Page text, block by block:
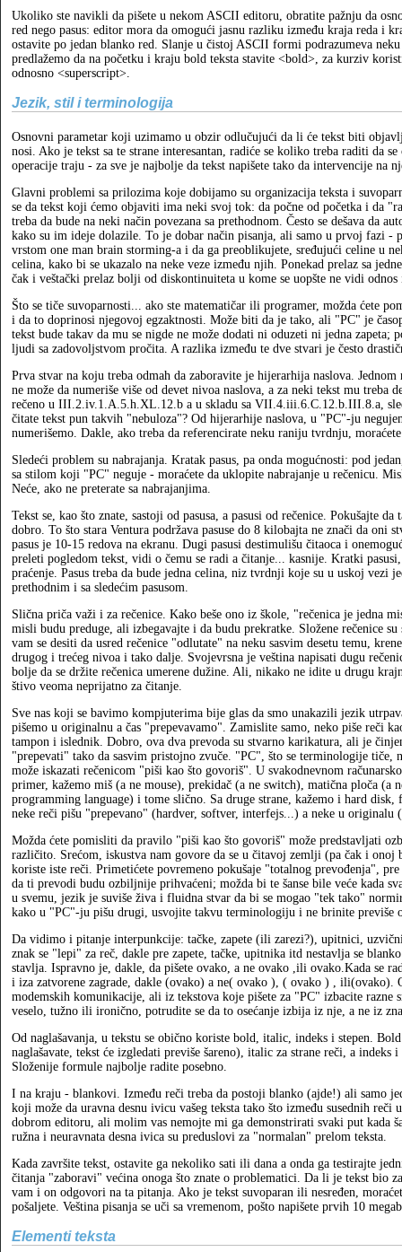
Ukoliko ste navikli da pišete u nekom ASCII editoru, obratite pažnju da
red nego pasus: editor mora da omogući jasnu razliku između kraja reda i
ostavite po jedan blanko red. Slanje u čistoj ASCII formi podrazumeva
predlažemo da na početku i kraju bold teksta stavite <bold>, za kurziv
odnosno <superscript>.
Jezik, stil i terminologija
Osnovni parametar koji uzimamo u obzir odlučujući da li će tekst biti
nosi. Ako je tekst sa te strane interesantan, radiće se koliko treba raditi da
operacije traju - za sve je najbolje da tekst napišete tako da intervencije na
Glavni problemi sa prilozima koje dobijamo su organizacija teksta i
se da tekst koji ćemo objaviti ima neki svoj tok: da počne od početka i da
treba da bude na neki način povezana sa prethodnom. Često se dešava da
kako su im ideje dolazile. To je dobar način pisanja, ali samo u prvoj fazi -
vrstom one man brain storming-a i da ga preoblikujete, sređujući celine u
celina, kako bi se ukazalo na neke veze između njih. Ponekad prelaz sa
čak i veštački prelaz bolji od diskontinuiteta u kome se uopšte ne vidi odnos
Što se tiče suvoparnosti... ako ste matematičar ili programer, možda ćete
i da to doprinosi njegovoj egzaktnosti. Može biti da je tako, ali "PC" je
tekst bude takav da mu se nigde ne može dodati ni oduzeti ni jedna zapeta;
ljudi sa zadovoljstvom pročita. A razlika između te dve stvari je često
Prva stvar na koju treba odmah da zaboravite je hijerarhija naslova.
ne može da numeriše više od devet nivoa naslova, a za neki tekst mu treba
rečeno u III.2.iv.1.A.5.h.XL.12.b a u skladu sa VII.4.iii.6.C.12.b.III.8.a,
čitate tekst pun takvih "nebuloza"? Od hijerarhije naslova, u "PC"-ju
numerišemo. Dakle, ako treba da referencirate neku raniju tvrdnju,
Sledeći problem su nabrajanja. Kratak pasus, pa onda mogućnosti: pod
sa stilom koji "PC" neguje - moraćete da uklopite nabrajanje u rečenicu.
Neće, ako ne preterate sa nabrajanjima.
Tekst se, kao što znate, sastoji od pasusa, a pasusi od rečenice. Pokušajte
dobro. To što stara Ventura podržava pasuse do 8 kilobajta ne znači da oni
pasus je 10-15 redova na ekranu. Dugi pasusi destimulišu čitaoca i
preleti pogledom tekst, vidi o čemu se radi a čitanje... kasnije. Kratki pasusi,
praćenje. Pasus treba da bude jedna celina, niz tvrdnji koje su u uskoj vezi
prethodnim i sa sledećim pasusom.
Slična priča važi i za rečenice. Kako beše ono iz škole, "rečenica je jedna
misli budu preduge, ali izbegavajte i da budu prekratke. Složene rečenice
vam se desiti da usred rečenice "odlutate" na neku sasvim desetu temu,
drugog i trećeg nivoa i tako dalje. Svojevrsna je veština napisati dugu
bolje da se držite rečenica umerene dužine. Ali, nikako ne idite u drugu
štivo veoma neprijatno za čitanje.
Sve nas koji se bavimo kompjuterima bije glas da smo unakazili jezik
pišemo u originalnu a čas "prepevavamo". Zamislite samo, neko piše reči
tampon i islednik. Dobro, ova dva prevoda su stvarno karikatura, ali je
"prepevati" tako da sasvim pristojno zvuče. "PC", što se terminologije tiče,
može iskazati rečenicom "piši kao što govoriš". U svakodnevnom
primer, kažemo miš (a ne mouse), prekidač (a ne switch), matična ploča (a
programming language) i tome slično. Sa druge strane, kažemo i hard
neke reči pišu "prepevano" (hardver, softver, interfejs...) a neke u originalu
Možda ćete pomisliti da pravilo "piši kao što govoriš" može predstavljati
različito. Srećom, iskustva nam govore da se u čitavoj zemlji (pa čak i
koriste iste reči. Primetićete povremeno pokušaje "totalnog prevođenja",
da ti prevodi budu ozbiljnije prihvaćeni; možda bi te šanse bile veće kada
u svemu, jezik je suviše živa i fluidna stvar da bi se mogao "tek tako"
kako u "PC"-ju pišu drugi, usvojite takvu terminologiju i ne brinite previše
Da vidimo i pitanje interpunkcije: tačke, zapete (ili zarezi?), upitnici,
znak se "lepi" za reč, dakle pre zapete, tačke, upitnika itd nestavlja se
stavlja. Ispravno je, dakle, da pišete ovako, a ne ovako ,ili ovako.Kada se
i iza zatvorene zagrade, dakle (ovako) a ne( ovako ), ( ovako ) , ili(ovako).
modemskih komunikacije, ali iz tekstova koje pišete za "PC" izbacite razne
veselo, tužno ili ironično, potrudite se da to osećanje izbija iz nje, a ne iz
Od naglašavanja, u tekstu se obično koriste bold, italic, indeks i stepen.
naglašavate, tekst će izgledati previše šareno), italic za strane reči, a indeks
Složenije formule najbolje radite posebno.
I na kraju - blankovi. Između reči treba da postoji blanko (ajde!) ali samo
koji može da uravna desnu ivicu vašeg teksta tako što između susednih reči
dobrom editoru, ali molim vas nemojte mi ga demonstrirati svaki put kada
ružna i neuravnata desna ivica su preduslovi za "normalan" prelom teksta.
Kada završite tekst, ostavite ga nekoliko sati ili dana a onda ga testirajte
čitanja "zaboravi" većina onoga što znate o problematici. Da li je tekst bio
vam i on odgovori na ta pitanja. Ako je tekst suvoparan ili nesređen,
pošaljete. Veština pisanja se uči sa vremenom, pošto napišete prvih 10
Elementi teksta